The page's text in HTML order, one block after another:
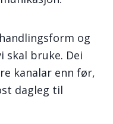
og
skal bruke. Dei
kanalar enn før,
dagleg til